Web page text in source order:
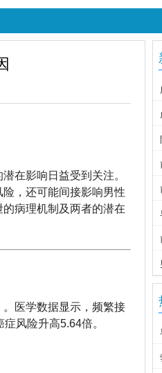
在影响日益受到关注。
，还可能间接影响男性
病理机制及两者的潜在
医学数据显示，频繁接
风险升高5.64倍。